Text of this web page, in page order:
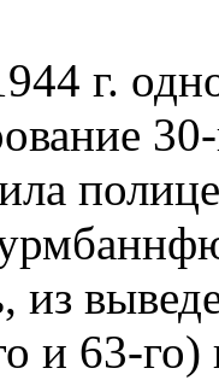
г.
из
и 63-го)